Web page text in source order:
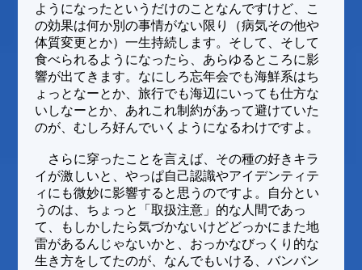
ようになったというだけのことなんですけど、こ
の効果は何か別の事情がない限り（病気その他や
体質変更とか）一生持続します。そして、そして
食べられるようになったら、あらゆるところに影
響が出てきます。なにしろ忘年会でも海鮮系はち
ょっとなーとか、旅行でも海辺にいっても仕方な
いしなーとか、あれこれ制約があって避けていた
のが、むしろ好んでいくようになるわけですよ。
さらに穿ったことを言えば、その種の好きキラ
イが激しいと、やっぱ自己認識やアイデンティテ
ィにも微妙に影響すると思うのですよ。自分とい
うのは、ちょっと「取扱注意」的な人間であっ
て、もしかしたら気づかないけどどっかにまた地
雷があるんじゃないかと、おっかなびっくり的な
生き方をしてたのが、なんでもいける、バンバン